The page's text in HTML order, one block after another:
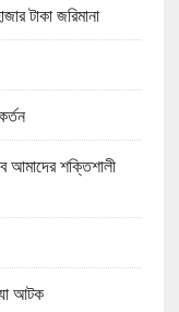
টাকা জরিমানা
আমাদের শক্তিশালী
আটক